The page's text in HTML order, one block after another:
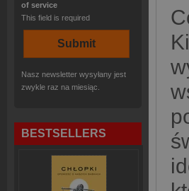
of service
This field is required
Nasz newsletter wysyłany jest
zwykle raz na miesiąc.
BESTSELLERS